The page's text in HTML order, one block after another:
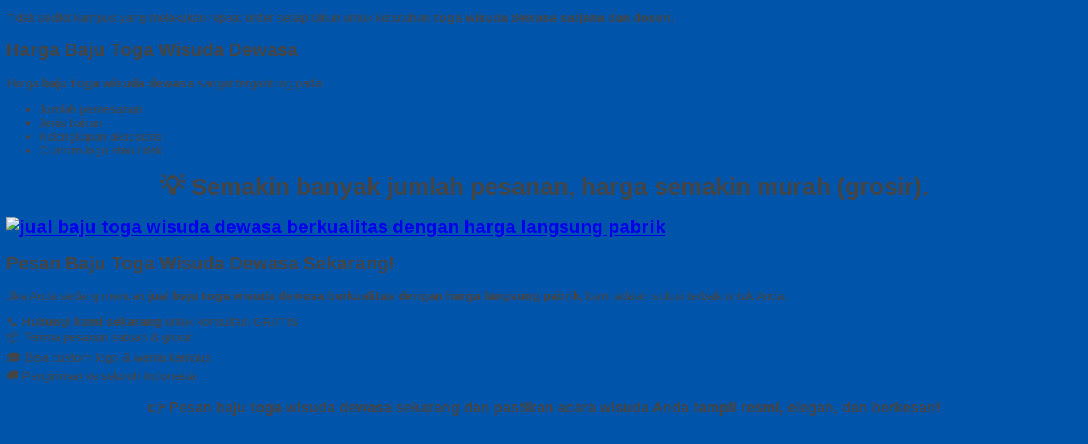
Tidak sedikit kampus yang melakukan repeat order setiap tahun untuk kebutuhan toga wisuda dewasa sarjana dan dosen.
Harga Baju Toga Wisuda Dewasa
Harga baju toga wisuda dewasa sangat tergantung pada:
Jumlah pemesanan
Jenis bahan
Kelengkapan aksesoris
Custom logo atau tidak
💡 Semakin banyak jumlah pesanan, harga semakin murah (grosir).
Pesan Baju Toga Wisuda Dewasa Sekarang!
Jika Anda sedang mencari jual baju toga wisuda dewasa berkualitas dengan harga langsung pabrik, kami adalah solusi terbaik untuk Anda.
📞 Hubungi kami sekarang untuk konsultasi GRATIS
📦 Terima pesanan satuan & grosir
🎓 Bisa custom logo & warna kampus
🚚 Pengiriman ke seluruh Indonesia
👉 Pesan baju toga wisuda dewasa sekarang dan pastikan acara wisuda Anda tampil resmi, elegan, dan berkesan!